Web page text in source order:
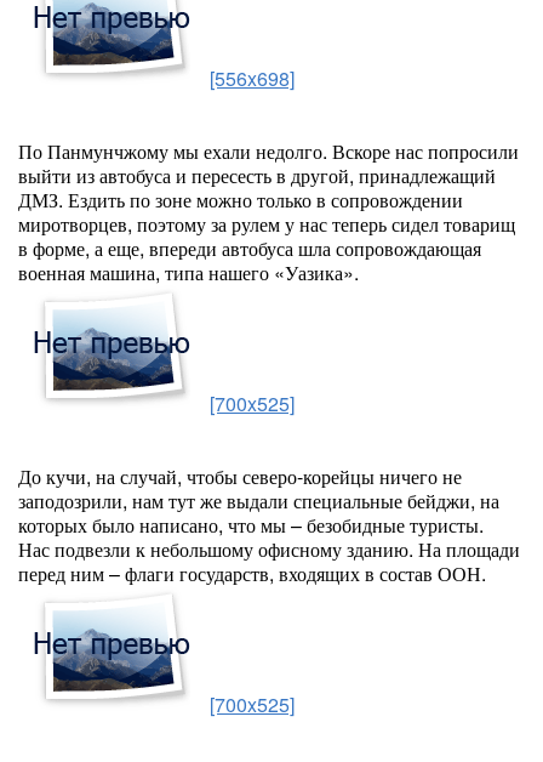
[556x698]
По Панмунчжому мы ехали недолго. Вскоре нас попросили
выйти из автобуса и пересесть в другой, принадлежащий
ДМЗ. Ездить по зоне можно только в сопровождении
миротворцев, поэтому за рулем у нас теперь сидел товарищ
в форме, а еще, впереди автобуса шла сопровождающая
военная машина, типа нашего «Уазика».
[700x525]
До кучи, на случай, чтобы северо-корейцы ничего не
заподозрили, нам тут же выдали специальные бейджи, на
которых было написано, что мы – безобидные туристы.
Нас подвезли к небольшому офисному зданию. На площади
перед ним – флаги государств, входящих в состав ООН.
[700x525]